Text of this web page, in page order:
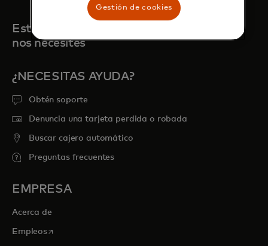
Estamos aquí para cuando
nos necesites
¿NECESITAS AYUDA?
Obtén soporte
Denuncia una tarjeta perdida o robada
Buscar cajero automático
Preguntas frecuentes
EMPRESA
Acerca de
Empleosse abre en una pestaña nueva
Gestión de cookies